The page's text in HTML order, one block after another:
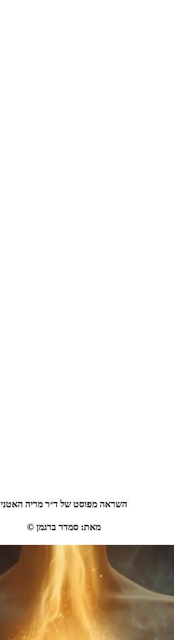
השראה מפוסט של ד״ר מריה האטני
מאת: סמדר ברגמן ©